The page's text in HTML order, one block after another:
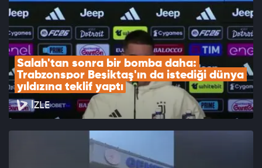
Salah'tan sonra bir bomba daha:
Trabzonspor Beşiktaş'ın da istediği dünya
yıldızına teklif yaptı
İZLE